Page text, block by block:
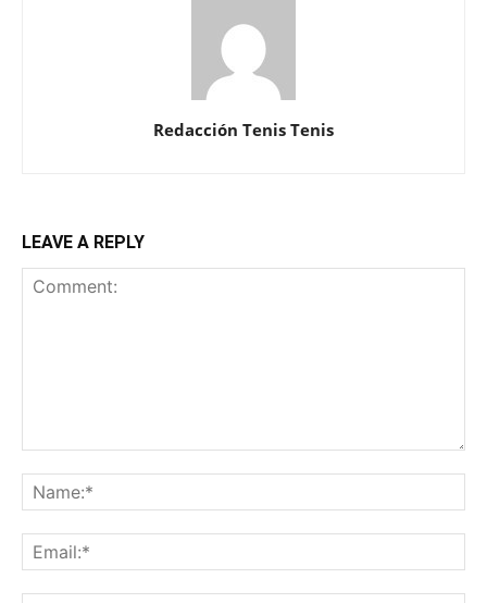
Redacción Tenis Tenis
LEAVE A REPLY